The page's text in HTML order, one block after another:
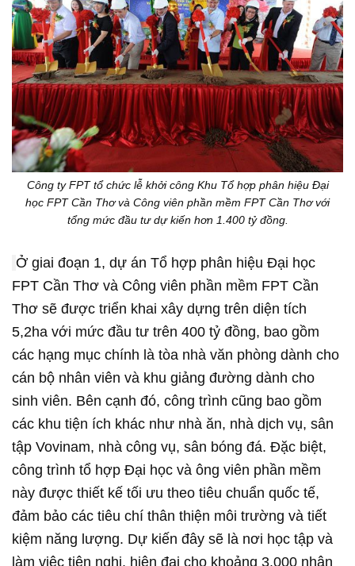
Công ty FPT tổ chức lễ khởi công Khu Tổ hợp phân hiệu Đại
học FPT Cần Thơ và Công viên phần mềm FPT Cần Thơ với
tổng mức đầu tư dự kiến hơn 1.400 tỷ đồng.
Ở giai đoạn 1, dự án Tổ hợp phân hiệu Đại học
FPT Cần Thơ và Công viên phần mềm FPT Cần
Thơ sẽ được triển khai xây dựng trên diện tích
5,2ha với mức đầu tư trên 400 tỷ đồng, bao gồm
các hạng mục chính là tòa nhà văn phòng dành cho
cán bộ nhân viên và khu giảng đường dành cho
sinh viên. Bên cạnh đó, công trình cũng bao gồm
các khu tiện ích khác như nhà ăn, nhà dịch vụ, sân
tập Vovinam, nhà công vụ, sân bóng đá. Đặc biệt,
công trình tổ hợp Đại học và ông viên phần mềm
này được thiết kế tối ưu theo tiêu chuẩn quốc tế,
đảm bảo các tiêu chí thân thiện môi trường và tiết
kiệm năng lượng. Dự kiến đây sẽ là nơi học tập và
làm việc tiện nghi, hiện đại cho khoảng 3.000 nhân